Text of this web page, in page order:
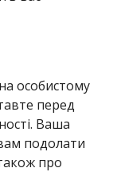
особистому
перед
Ваша
подолати
про